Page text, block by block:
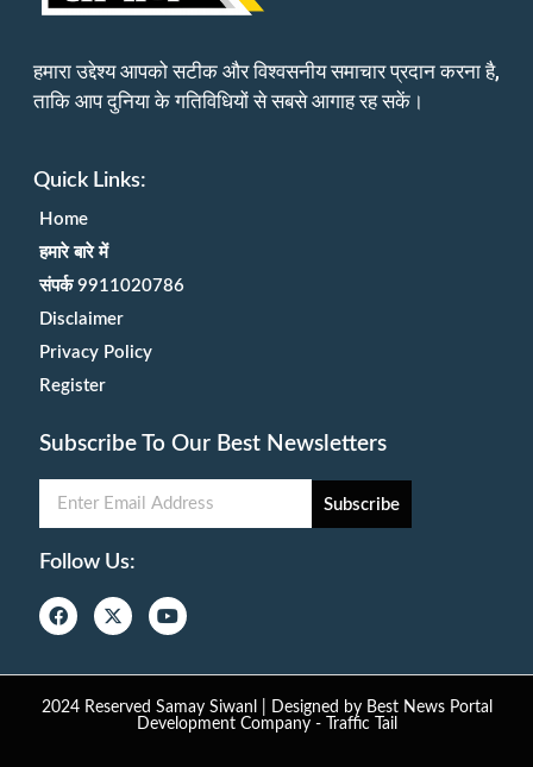
हमारा उद्देश्य आपको सटीक और विश्वसनीय समाचार प्रदान करना है,
ताकि आप दुनिया के गतिविधियों से सबसे आगाह रह सकें।
Quick Links:
Home
हमारे बारे में
संपर्क 9911020786
Disclaimer
Privacy Policy
Register
Subscribe To Our Best Newsletters
Subscribe
Follow Us:
2024 Reserved Samay Siwanl | Designed by Best News Portal
Development Company- Traffic Tail